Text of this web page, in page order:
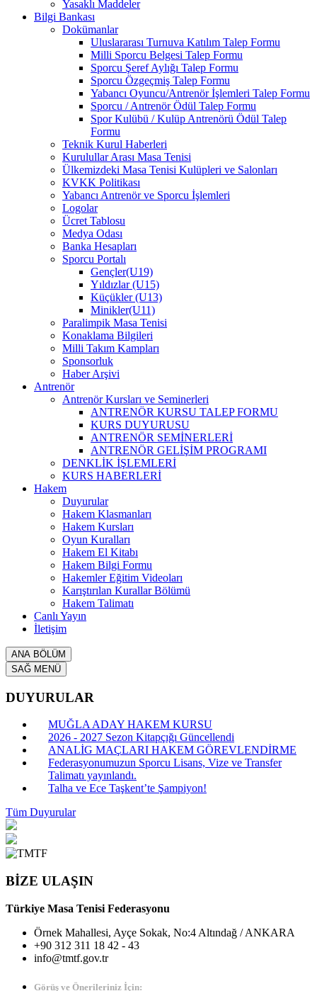
Yasaklı Maddeler
Bilgi Bankası
Dokümanlar
Uluslararası Turnuva Katılım Talep Formu
Milli Sporcu Belgesi Talep Formu
Sporcu Şeref Aylığı Talep Formu
Sporcu Özgeçmiş Talep Formu
Yabancı Oyuncu/Antrenör İşlemleri Talep Formu
Sporcu / Antrenör Ödül Talep Formu
Spor Kulübü / Kulüp Antrenörü Ödül Talep
Formu
Teknik Kurul Haberleri
Kurulullar Arası Masa Tenisi
Ülkemizdeki Masa Tenisi Kulüpleri ve Salonları
KVKK Politikası
Yabancı Antrenör ve Sporcu İşlemleri
Logolar
Ücret Tablosu
Medya Odası
Banka Hesapları
Sporcu Portalı
Gençler(U19)
Yıldızlar (U15)
Küçükler (U13)
Minikler(U11)
Paralimpik Masa Tenisi
Konaklama Bilgileri
Milli Takım Kampları
Sponsorluk
Haber Arşivi
Antrenör
Antrenör Kursları ve Seminerleri
ANTRENÖR KURSU TALEP FORMU
KURS DUYURUSU
ANTRENÖR SEMİNERLERİ
ANTRENÖR GELİŞİM PROGRAMI
DENKLİK İŞLEMLERİ
KURS HABERLERİ
Hakem
Duyurular
Hakem Klasmanları
Hakem Kursları
Oyun Kuralları
Hakem El Kitabı
Hakem Bilgi Formu
Hakemler Eğitim Videoları
Karıştırılan Kurallar Bölümü
Hakem Talimatı
Canlı Yayın
İletişim
ANA BÖLÜM
SAĞ MENÜ
DUYURULAR
MUĞLA ADAY HAKEM KURSU
2026 - 2027 Sezon Kitapçığı Güncellendi
ANALİG MAÇLARI HAKEM GÖREVLENDİRME
Federasyonumuzun Sporcu Lisans, Vize ve Transfer
Talimatı yayınlandı.
Talha ve Ece Taşkent’te Şampiyon!
Tüm Duyurular
BİZE ULAŞIN
Türkiye Masa Tenisi Federasyonu
Örnek Mahallesi, Ayçe Sokak, No:4 Altındağ / ANKARA
+90 312 311 18 42 - 43
info@tmtf.gov.tr
Görüş ve Önerileriniz İçin: